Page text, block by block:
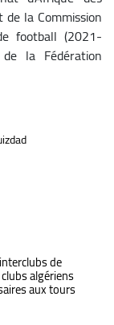
la Commission
football (2021-
la Fédération
de
algériens
aux tours